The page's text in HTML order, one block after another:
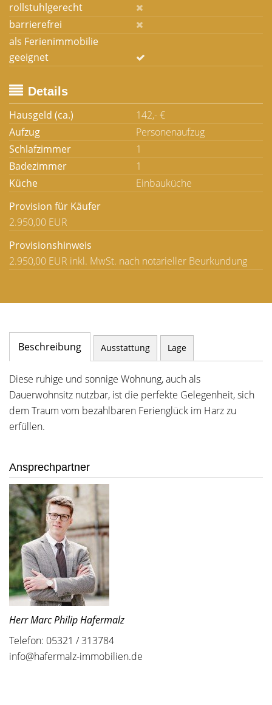
rollstuhlgerecht
barrierefrei
als Ferienimmobilie
geeignet
Details
Hausgeld (ca.)
142,- €
Aufzug
Personenaufzug
Schlafzimmer
1
Badezimmer
1
Küche
Einbauküche
Provision für Käufer
2.950,00 EUR
Provisionshinweis
2.950,00 EUR inkl. MwSt. nach notarieller Beurkundung
Beschreibung Ausstattung Lage
Diese ruhige und sonnige Wohnung, auch als
Dauerwohnsitz nutzbar, ist die perfekte Gelegenheit, sich
dem Traum vom bezahlbaren Ferienglück im Harz zu
erfüllen.
Ansprechpartner
Herr Marc Philip Hafermalz
Telefon: 05321 / 313784
info@hafermalz-immobilien.de